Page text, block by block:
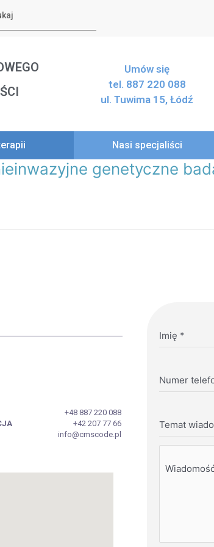
Umów się
tel. 887 220 088
ul. Tuwima 15, Łódź
Nasi specjaliści
genetyczne
+48 887 220 088
+42 207 77 66
info@cmscode.pl
Imię *
Numer
Temat